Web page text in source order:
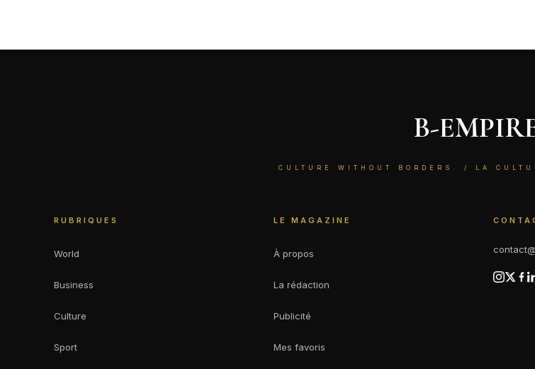
B-
CULTURE WITHOUT BORDERS. / LA
RUBRIQUES
World
Business
Culture
Sport
LE MAGAZINE
À propos
La rédaction
Publicité
Mes favoris